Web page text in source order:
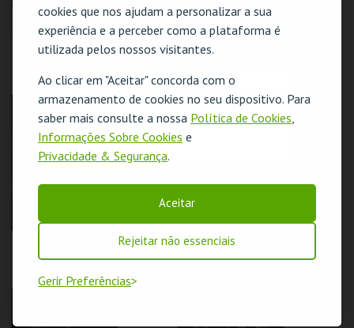
cookies que nos ajudam a personalizar a sua
experiência e a perceber como a plataforma é
utilizada pelos nossos visitantes.
Ao clicar em "Aceitar" concorda com o
armazenamento de cookies no seu dispositivo. Para
saber mais consulte a nossa Política de Cookies,
Informações Sobre Cookies e
Privacidade & Segurança.
Aceitar
Rejeitar não essenciais
Gerir Preferências
REBELDES SEM
CINEMATECA
MAIS INFO
COMPRAR
REBELDES SEM
RESTAURANT
CINEMATECA
COMPRAR
CAUSAS | FLESH
REBELDES SEM
CAUSAS | THE LAST
O evento escolhido não está disponível
OK